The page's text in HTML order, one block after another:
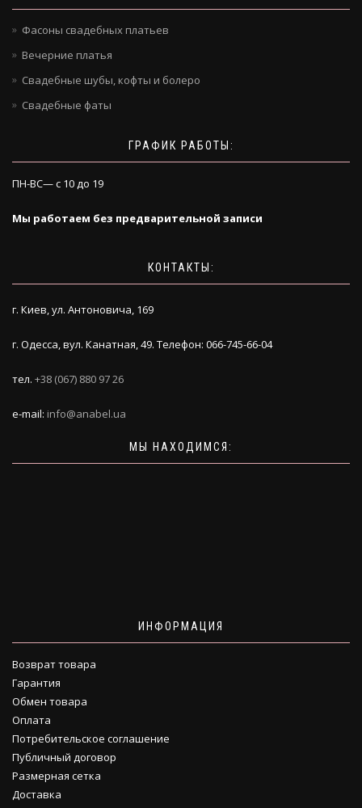
Фасоны свадебных платьев
Вечерние платья
Свадебные шубы, кофты и болеро
Свадебные фаты
ГРАФИК РАБОТЫ:
ПН-ВС— с 10 до 19
Мы работаем без предварительной записи
КОНТАКТЫ:
г. Киев, ул. Антоновича, 169
г. Одесса, вул. Канатная, 49. Телефон: 066-745-66-04
тел. +38 (067) 880 97 26
e-mail: info@anabel.ua
МЫ НАХОДИМСЯ:
ИНФОРМАЦИЯ
Возврат товара
Гарантия
Обмен товара
Оплата
Потребительское соглашение
Публичный договор
Размерная сетка
Доставка